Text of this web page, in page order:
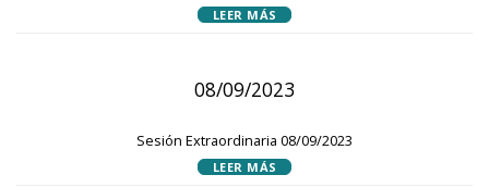
LEER MÁS
08/09/2023
Sesión Extraordinaria 08/09/2023
LEER MÁS